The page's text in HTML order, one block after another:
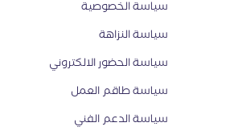
سياسة الخصوصية
سياسة النزاهة
سياسة الحضور الالكتروني
سياسة طاقم العمل
سياسة الدعم الفني